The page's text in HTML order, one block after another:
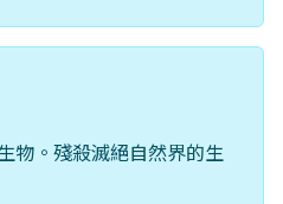
物。殘殺滅絕自然界的生